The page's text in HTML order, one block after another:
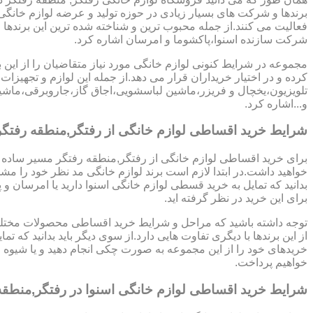
برندها و شرکت های بسیار زیادی در حوزه تولید و عرضه لوازم
فعالیت می کنند.از جمله محبوب ترین و شناخته شده ترین این
شرکت سازنده اسنوا،پاکشوما و امرسان اشاره کرد.
مجموعه در شرایط کنونی لوازم خانگی مورد نیاز متقاضیان را از این
کرده و در اختیار خریداران قرار می دهد.از جمله این لوازم و
تلویزیون،یخچال و فریزر،ماشین لباسشویی،اجاق
و...اشاره کرد.
شرایط خرید اقساطی لوازم خانگی از رفتگر,منطقه
برای خرید اقساطی لوازم خانگی از رفتگر,منطقه رفتگر مسیر
خواهید داشت.در ابتدا لازم است برند لوازم خانگی مد نظر خود را
بدانید که تمایل به خرید قسطی لوازم خانگی اسنوا دارید یا امرسان و
برای این خرید در نظر گرفته اید.
توجه داشته باشید که مراحل و شرایط خرید اقساطی محصولات
از این برندها با دیگری تفاوت هایی دارد.از سوی دیگر باید بدانید که
خریدهای خود را از این مجموعه به صورت چکی انجام دهید و یا
خواهیم پرداخت.
شرایط خرید اقساطی لوازم خانگی اسنوا در